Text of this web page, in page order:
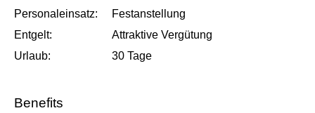
Personal­einsatz:
Festanstellung
Entgelt:
Attraktive Vergütung
Urlaub:
30Tage
Benefits